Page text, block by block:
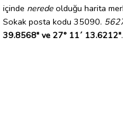
içinde nerede olduğu harita
Sokak posta kodu 35090.
39.8568" ve 27° 11´ 13.6212".